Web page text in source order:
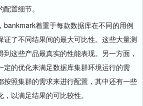
置细节。
着重于每款数据库在不同的用例
证了不同结果间的最大可比性。这些大量测
这些产品最真实的性能表现。另一方面，
定的优化来满足数据库集群环境运行的需
按照集群的需求来进行配置，其中还有一些
以满足结果的可比较性。